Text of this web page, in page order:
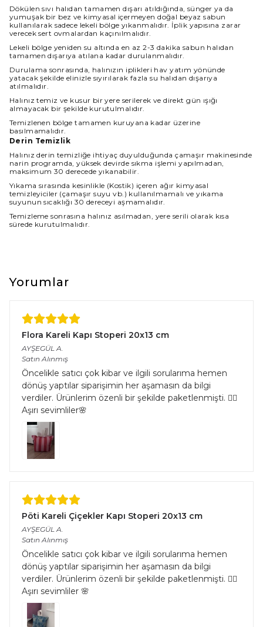
Dökülen sıvı halıdan tamamen dışarı atıldığında, sünger ya da
yumuşak bir bez ve kimyasal içermeyen doğal beyaz sabun
kullanılarak sadece lekeli bölge yıkanmalıdır. İplik yapısına zarar
verecek sert ovmalardan kaçınılmalıdır.
Lekeli bölge yeniden su altında en az 2-3 dakika sabun halıdan
tamamen dışarıya atılana kadar durulanmalıdır.
Durulama sonrasında, halınızın iplikleri hav yatım yönünde
yatacak şekilde elinizle sıyırılarak fazla su halıdan dışarıya
atılmalıdır.
Halınız temiz ve kusur bir yere serilerek ve direkt gün ışığı
almayacak bir şekilde kurutulmalıdır.
Temizlenen bölge tamamen kuruyana kadar üzerine
basılmamalıdır.
Derin Temizlik
Halınız derin temizliğe ihtiyaç duyulduğunda çamaşır makinesinde
narin programda, yüksek devirde sıkma işlemi yapılmadan,
maksimum 30 derecede yıkanabilir.
Yıkama sırasında kesinlikle (Kostik) içeren ağır kimyasal
temizleyiciler (çamaşır suyu vb.) kullanılmamalı ve yıkama
suyunun sıcaklığı 30 dereceyi aşmamalıdır.
Temizleme sonrasına halınız asılmadan, yere serili olarak kısa
sürede kurutulmalıdır.
Yorumlar
Flora Kareli Kapı Stoperi 20x13 cm
AYŞEGÜL A.
Satın Alınmış
Öncelikle satıcı çok kibar ve ilgili sorularıma hemen
dönüş yaptılar siparişimin her aşamasın da bilgi
verdiler. Ürünlerim özenli bir şekilde paketlenmişti. 👌🏻
Aşırı sevimliler🌸
Pöti Kareli Çiçekler Kapı Stoperi 20x13 cm
AYŞEGÜL A.
Satın Alınmış
Öncelikle satıcı çok kibar ve ilgili sorularıma hemen
dönüş yaptılar siparişimin her aşamasın da bilgi
verdiler. Ürünlerim özenli bir şekilde paketlenmişti. 👌🏻
Aşırı sevimliler 🌸